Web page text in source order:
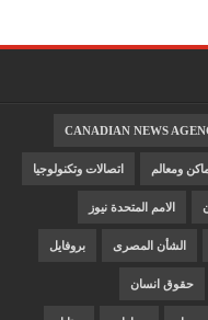
CANADIAN NEWS
ومعالم اتصالات وتكنولوجيا
الامم المتحدة نيوز
الشأن المصرى بروفايل
حقوق انسان